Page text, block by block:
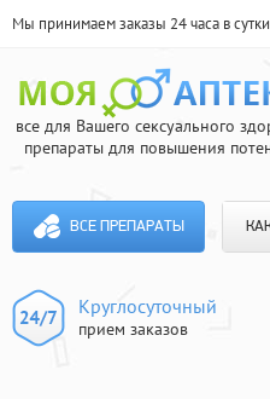
Мы принимаем заказы 24 часа в
все для Вашего сексуального
препараты для повышения
ВСЕ ПРЕПАРАТЫ
Круглосуточный
прием заказов